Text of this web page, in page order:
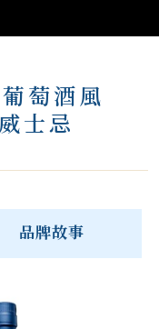
萄酒風
士忌
品牌故事